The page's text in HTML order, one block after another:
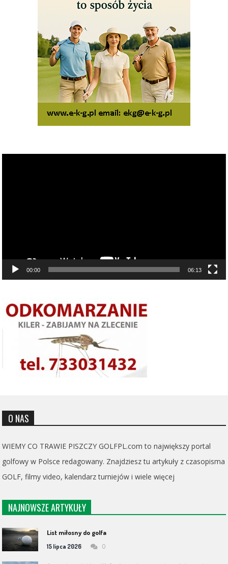
00:00 06:13
O NAS
WIEMY CO TRAWIE PISZCZY GOLFPL.com to największy portal
golfowy w Polsce redagowany. Znajdziesz tu artykuły z czasopisma
GOLF, filmy video, kalendarz turniejów i wiele więcej
NAJNOWSZE ARTYKUŁY
List miłosny do golfa
15 lipca 2026 0